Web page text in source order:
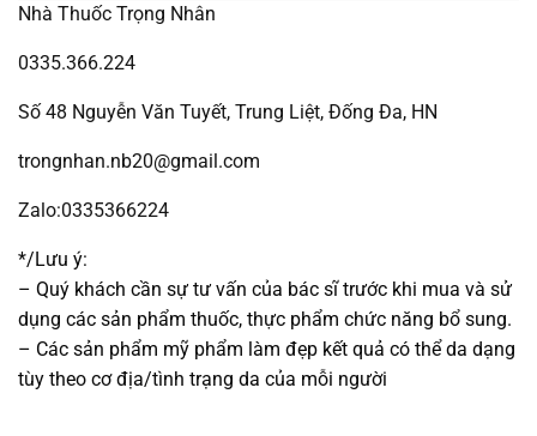
Nhà Thuốc Trọng Nhân
0335.366.224
Số 48 Nguyễn Văn Tuyết, Trung Liệt, Đống Đa, HN
trongnhan.nb20@gmail.com
Zalo:0335366224
*/Lưu ý:
– Quý khách cần sự tư vấn của bác sĩ trước khi mua và sử
dụng các sản phẩm thuốc, thực phẩm chức năng bổ sung.
– Các sản phẩm mỹ phẩm làm đẹp kết quả có thể da dạng
tùy theo cơ địa/tình trạng da của mỗi người